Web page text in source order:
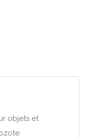
objets et